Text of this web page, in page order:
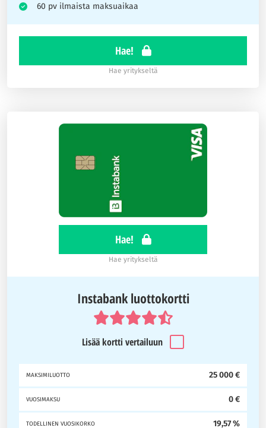
60 pv ilmaista maksuaikaa
Hae!
Hae yritykseltä
Hae!
Hae yritykseltä
Instabank luottokortti
Lisää kortti vertailuun
MAKSIMILUOTTO 25 000 €
VUOSIMAKSU 0 €
TODELLINEN VUOSIKORKO 19,57 %